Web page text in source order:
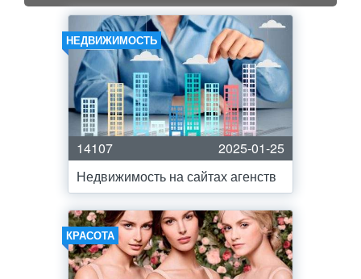
НЕДВИЖИМОСТЬ
14107
2025-01-25
Недвижимость на сайтах агенств
КРАСОТА